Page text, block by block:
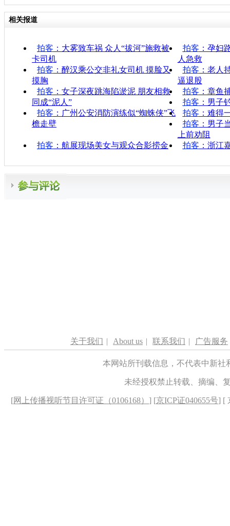
相关报道
拍客 ：大雾致车祸 众人“拔河”施救被
卡司机
拍客 ：孕妇
人急救
拍客 ：醉汉乘公交非礼女司机 摸脸又
摸胸
拍客 ：老人
逼退股
拍客 ：女子深夜跳海陷淤泥 朋友相救
同成“泥人”
拍客 ：章鱼
拍客 ：男子
拍客 ：广州公安消防演练似“蜘蛛侠”飞
檐走壁
拍客 ：难得
拍客 ：男子
上前劝阻
拍客 ：航展现场美女与观众合影捞金 拍客 ：浙江
关于我们 | About us | 联系我们 | 广告服务
本网站所刊载信息，不代表中新
未经授权禁止转载、摘编、
[网上传播视听节目许可证（0106168） ] [京ICP证040655号] [